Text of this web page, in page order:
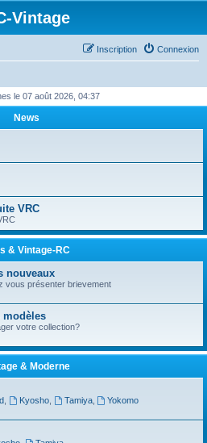
Vintage
Connexion
Inscription
le 07 août 2026, 04:37
News
VRC
& Vintage-RC
nouveaux
vous présenter brievement
modèles
votre collection?
& Moderne
, Kyosho, Tamiya,
Yokomo